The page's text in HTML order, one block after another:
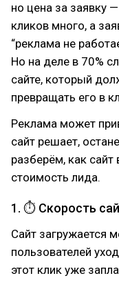
но цена за заявку
кликов много, а
“реклама не
Но на деле в 70%
сайте, который
превращать его в
Реклама может
сайт решает,
разберём, как сайт
стоимость лида.
1. ⏱ Скорость
Сайт загружается
пользователей
этот клик уже